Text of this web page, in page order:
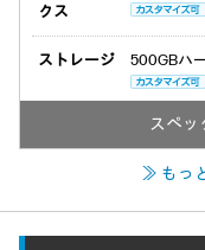
クス
ストレージ 500GBハ
≫ もっ